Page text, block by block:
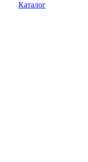
Каталог